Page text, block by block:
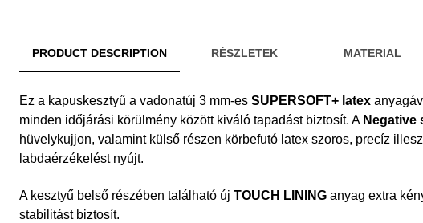
PRODUCT DESCRIPTION RÉSZLETEK MATERIAL
Ez a kapuskesztyű a vadonatúj 3 mm-es SUPERSOFT+ latex
minden időjárási körülmény között kiváló tapadást biztosít. A Negative
hüvelykujjon, valamint külső részen körbefutó latex szoros, precíz
labdaérzékelést nyújt.
A kesztyű belső részében található új TOUCH LINING anyag extra
stabilitást biztosít.